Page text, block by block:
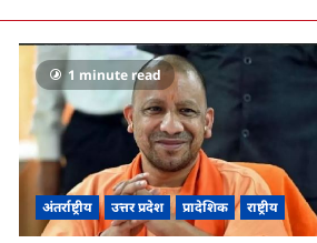
1 minute read
अंतर्राष्ट्रीय उत्तर प्रदेश प्रादेशिक राष्ट्रीय